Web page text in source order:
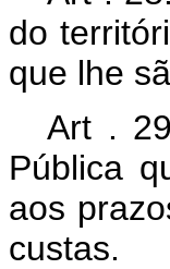
do
que lhe
Art .
Pública
aos
custas.